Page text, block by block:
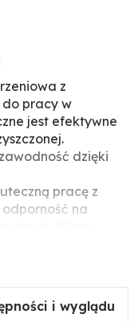
z
pracy w
jest efektywne
dzięki
pracę z
odporność na
13
i wyglądu